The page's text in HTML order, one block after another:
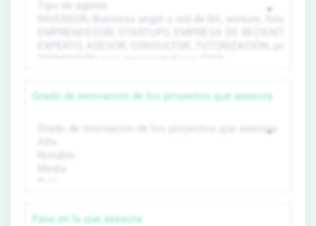
Grado de innovación de los proyectos que asesora
Fase en la que asesora